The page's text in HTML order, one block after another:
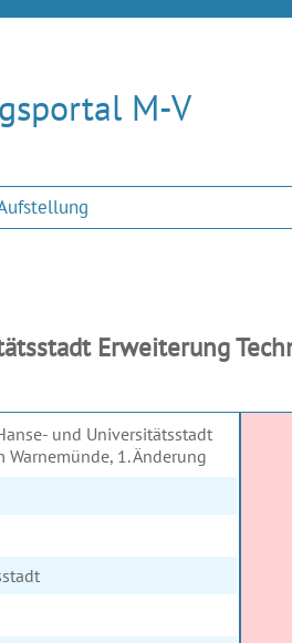
M-V
Erweiterung
und Universitätsstadt
1. Änderung